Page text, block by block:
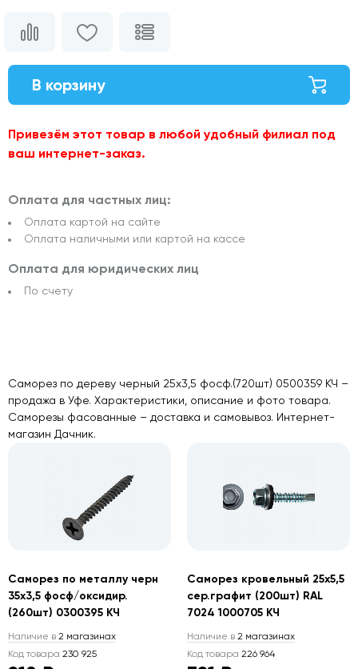
В корзину
Привезём этот товар в любой удобный филиал под
ваш интернет-заказ.
Оплата для частных лиц:
Оплата картой на сайте
Оплата наличными или картой на кассе
Оплата для юридических лиц
По счету
Саморез по дереву черный 25х3,5 фосф.(720шт) 0500359 КЧ –
продажа в Уфе. Характеристики, описание и фото товара.
Саморезы фасованные – доставка и самовывоз. Интернет-
магазин Дачник.
Саморез по металлу черн
35х3,5 фосф/оксидир.
(260шт) 0300395 КЧ
Наличие в 2 магазинах
Код товара 230 925
Саморез кровельный 25х5,5
сер.графит (200шт) RAL
7024 1000705 КЧ
Наличие в 2 магазинах
Код товара 226 964